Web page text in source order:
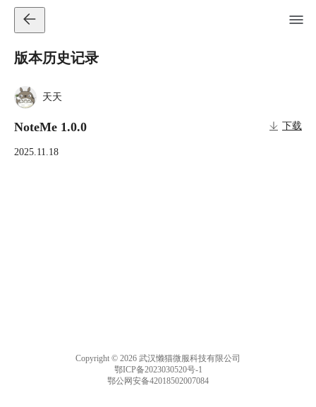
版本历史记录
天天
NoteMe 1.0.0 下载
2025.11.18
Copyright © 2026 武汉懒猫微服科技有限公司
鄂ICP备2023030520号-1
鄂公网安备42018502007084